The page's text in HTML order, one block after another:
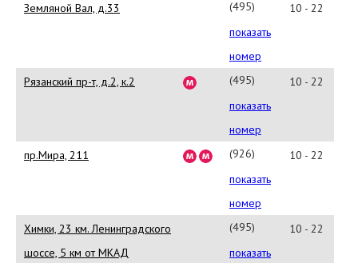
Земляной Вал, д.33
(495)
970-
15-
55
показать
номер
10 - 22
Рязанский пр-т, д.2, к.2
(495)
514-
02-
21
показать
номер
10 - 22
пр.Мира, 211
(926)
206-
30-
16
показать
номер
10 - 22
Химки, 23 км. Ленинградского
шоссе, 5 км от МКАД
(495)
580-
показать
10 - 22